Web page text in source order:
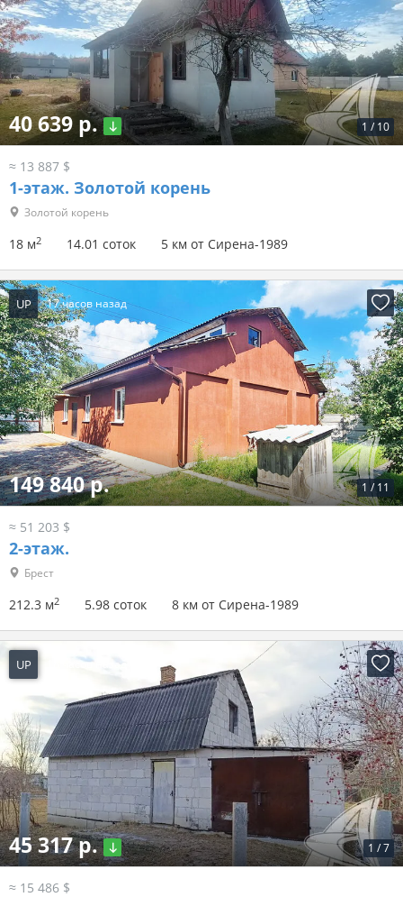
1 / 10
40 639 р.
≈ 13 887 $
1-этаж. Золотой корень
Золотой корень
18 м2 14.01 соток 5 км от Сирена-1989
UP 17 часов назад
1 / 11
149 840 р.
≈ 51 203 $
2-этаж.
Брест
212.3 м2 5.98 соток 8 км от Сирена-1989
UP 18 часов назад
1 /7
45 317 р.
≈ 15 486 $